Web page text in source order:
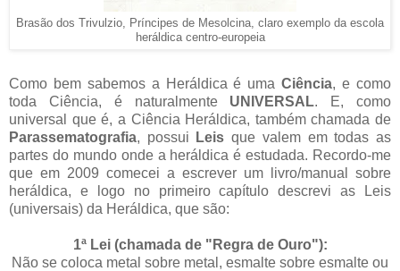
Brasão dos Trivulzio, Príncipes de Mesolcina, claro exemplo da escola
heráldica centro-europeia
Como bem sabemos a Heráldica é umaCiência, e como
toda Ciência, é naturalmente UNIVERSAL. E, como
universal que é, a Ciência Heráldica, também chamada de
Parassematografia, possui Leisque valem em todas as
partes do mundo onde a heráldica é estudada. Recordo-me
que em 2009 comecei a escrever um livro/manual sobre
heráldica, e logo no primeiro capítulo descrevi as Leis
(universais) da Heráldica, que são:
1ª Lei (chamada de "Regra de Ouro"):
Não se coloca metal sobre metal, esmalte sobre esmalte ou